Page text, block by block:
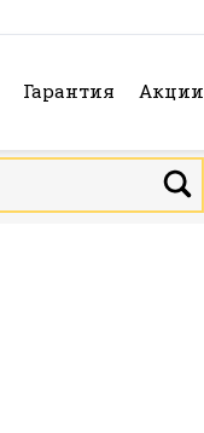
Гарантия Акции